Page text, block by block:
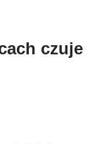
czuje